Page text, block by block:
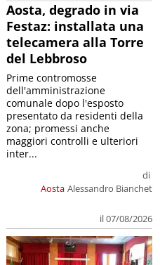
Aosta, degrado in via
Festaz: installata una
telecamera alla Torre
del Lebbroso
Aosta
di
Alessandro Bianchet
il 07/08/2026
Prime contromosse
dell'amministrazione
comunale dopo l'esposto
presentato da residenti della
zona; promessi anche
maggiori controlli e ulteriori
inter...